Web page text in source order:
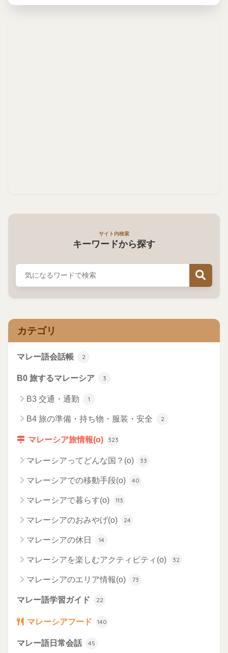
サイト内検索
キーワードから探す
カテゴリ
マレー語会話帳 2
B0 旅するマレーシア 3
B3 交通・通勤 1
B4 旅の準備・持ち物・服装・安全 2
マレーシア旅情報(o) 323
マレーシアってどんな国？(o) 33
マレーシアでの移動手段(o) 40
マレーシアで暮らす(o) 113
マレーシアのおみやげ(o) 24
マレーシアの休日 14
マレーシアを楽しむアクティビティ(o) 32
マレーシアのエリア情報(o) 73
マレー語学習ガイド 22
マレーシアフード 140
マレー語日常会話 45